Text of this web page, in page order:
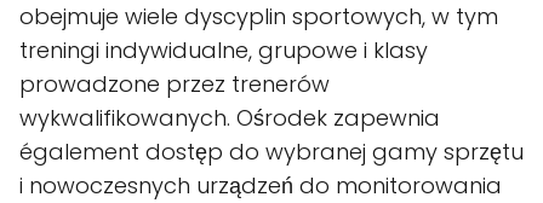
obejmuje wiele dyscyplin sportowych, w tym
treningi indywidualne, grupowe i klasy
prowadzone przez trenerów
wykwalifikowanych. Ośrodek zapewnia
également dostęp do wybranej gamy sprzętu
i nowoczesnych urządzeń do monitorowania